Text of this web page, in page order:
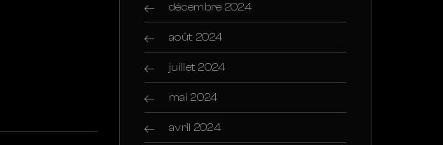
décembre 2024
août 2024
juillet 2024
mai 2024
avril 2024